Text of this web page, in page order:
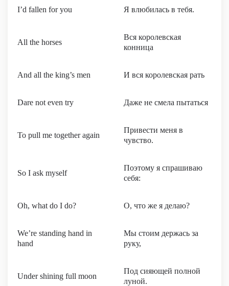
I’d fallen for you Я влюбилась в тебя.
All the horses
Вся королевская
конница
And all the king’s men И вся королевская рать
Dare not even try Даже не смела пытаться
To pull me together again
Привести меня в
чувство.
So I ask myself
Поэтому я спрашиваю
себя:
Oh, what do I do? О, что же я делаю?
We’re standing hand in
hand
Мы стоим держась за
руку,
Under shining full moon
Под сияющей полной
луной.